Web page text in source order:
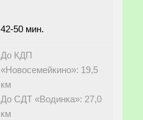
42-50 мин.
До КДП
«Новосемейкино»: 19,5
км
До СДТ «Водинка»: 27,0
км